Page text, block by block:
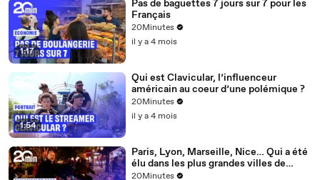
1:17
Pas de baguettes 7 jours sur 7 pour les
Français
20Minutes
il y a 4 mois
1:54
Qui est Clavicular, l’influenceur
américain au coeur d’une polémique ?
20Minutes
il y a 4 mois
Paris, Lyon, Marseille, Nice… Qui a été
élu dans les plus grandes villes de
France ?
20Minutes